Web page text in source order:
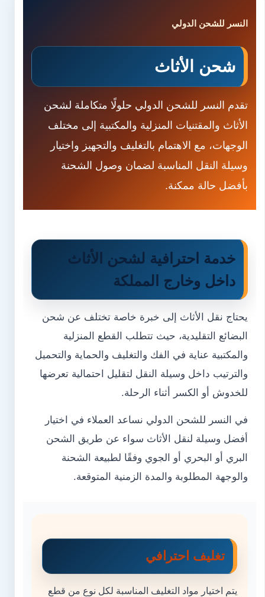
النسر للشحن الدولي
شحن الأثاث
تقدم النسر للشحن الدولي حلولًا متكاملة لشحن
الأثاث والمقتنيات المنزلية والمكتبية إلى مختلف
الوجهات، مع الاهتمام بالتغليف والتجهيز واختيار
وسيلة النقل المناسبة لضمان وصول الشحنة
بأفضل حالة ممكنة.
خدمة احترافية لشحن الأثاث
داخل وخارج المملكة
يحتاج نقل الأثاث إلى خبرة خاصة تختلف عن شحن
البضائع التقليدية، حيث تتطلب القطع المنزلية
والمكتبية عناية في الفك والتغليف والحماية والتحميل
والترتيب داخل وسيلة النقل لتقليل احتمالية تعرضها
للخدوش أو الكسر أثناء الرحلة.
في النسر للشحن الدولي نساعد العملاء في اختيار
أفضل وسيلة لنقل الأثاث سواء عن طريق الشحن
البري أو البحري أو الجوي وفقًا لطبيعة الشحنة
والوجهة المطلوبة والمدة الزمنية المتوقعة.
تغليف احترافي
يتم اختيار مواد التغليف المناسبة لكل نوع من قطع